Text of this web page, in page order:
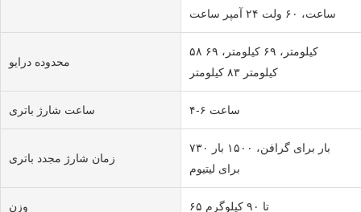
ساعت، ۶۰ ولت ۲۴ آمپر ساعت
محدوده درایو
۵۸ کیلومتر، ۶۹ کیلومتر، ۶۹
کیلومتر ۸۳ کیلومتر
ساعت شارژ باتری ۴-۶ ساعت
زمان شارژ مجدد باتری
۷۳۰ بار برای گرافن، ۱۵۰۰ بار
برای لیتیوم
وزن ۶۵ تا ۹۰ کیلوگرم